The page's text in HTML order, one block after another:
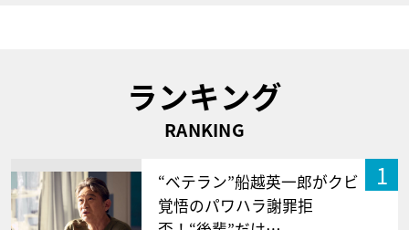
ランキング
RANKING
1
“ベテラン”船越英一郎がクビ
覚悟のパワハラ謝罪拒